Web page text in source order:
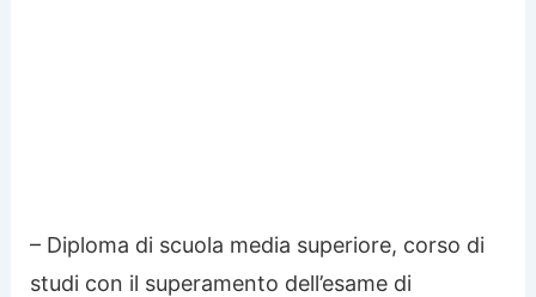
– Diploma di scuola media superiore, corso di
studi con il superamento dell’esame di